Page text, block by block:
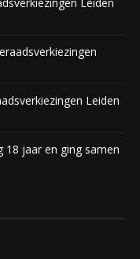
Leiden
Leiden
18 jaar en ging samen